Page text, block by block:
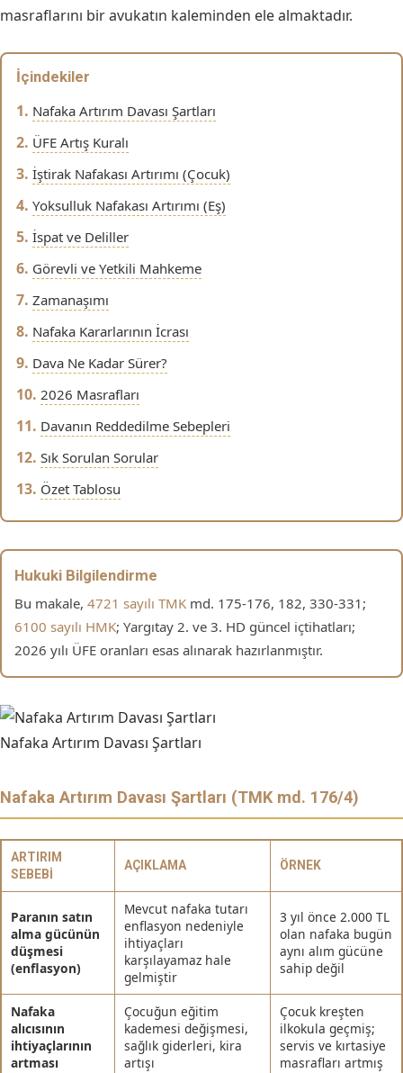
masraflarını bir avukatın kaleminden ele almaktadır.
İçindekiler
Nafaka Artırım Davası Şartları
ÜFE Artış Kuralı
İştirak Nafakası Artırımı (Çocuk)
Yoksulluk Nafakası Artırımı (Eş)
İspat ve Deliller
Görevli ve Yetkili Mahkeme
Zamanaşımı
Nafaka Kararlarının İcrası
Dava Ne Kadar Sürer?
2026 Masrafları
Davanın Reddedilme Sebepleri
Sık Sorulan Sorular
Özet Tablosu
Hukuki Bilgilendirme
Bu makale, 4721 sayılı TMK md. 175-176, 182, 330-331;
6100 sayılı HMK; Yargıtay 2. ve 3. HD güncel içtihatları;
2026 yılı ÜFE oranları esas alınarak hazırlanmıştır.
Nafaka Artırım Davası Şartları
Nafaka Artırım Davası Şartları (TMK md. 176/4)
ARTIRIM
SEBEBI
AÇIKLAMA ÖRNEK
Paranın satın
alma gücünün
düşmesi
(enflasyon)
Mevcut nafaka tutarı
enflasyon nedeniyle
ihtiyaçları
karşılayamaz hale
gelmiştir
3 yıl önce 2.000 TL
olan nafaka bugün
aynı alım gücüne
sahip değil
Nafaka
alıcısının
ihtiyaçlarının
artması
Çocuğun eğitim
kademesi değişmesi,
sağlık giderleri, kira
artışı
Çocuk kreşten
ilkokula geçmiş;
servis ve kırtasiye
masrafları artmış